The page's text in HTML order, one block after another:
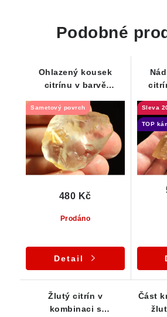
Podobné
Ohlazený kousek
citrínu v barvě
Sametový povrch
Prodáno
480 Kč
Detail
a
TOP
Žlutý citrín v
kombinaci s
Část